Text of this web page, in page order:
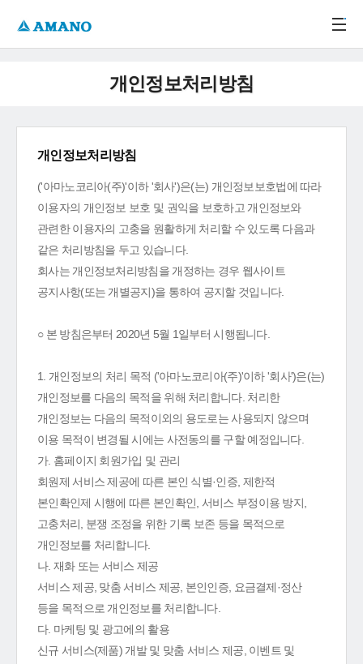
개인정보처리방침
개인정보처리방침
('아마노코리아(주)'이하 '회사')은(는) 개인정보보호법에 따라
이용자의 개인정보 보호 및 권익을 보호하고 개인정보와
관련한 이용자의 고충을 원활하게 처리할 수 있도록 다음과
같은 처리방침을 두고 있습니다.
회사는 개인정보처리방침을 개정하는 경우 웹사이트
공지사항(또는 개별공지)을 통하여 공지할 것입니다.
○ 본 방침은부터 2020년 5월 1일부터 시행됩니다.
1. 개인정보의 처리 목적 ('아마노코리아(주)'이하 '회사')은(는)
개인정보를 다음의 목적을 위해 처리합니다. 처리한
개인정보는 다음의 목적이외의 용도로는 사용되지 않으며
이용 목적이 변경될 시에는 사전동의를 구할 예정입니다.
가. 홈페이지 회원가입 및 관리
회원제 서비스 제공에 따른 본인 식별·인증, 제한적
본인확인제 시행에 따른 본인확인, 서비스 부정이용 방지,
고충처리, 분쟁 조정을 위한 기록 보존 등을 목적으로
개인정보를 처리합니다.
나. 재화 또는 서비스 제공
서비스 제공, 맞춤 서비스 제공, 본인인증, 요금결제·정산
등을 목적으로 개인정보를 처리합니다.
다. 마케팅 및 광고에의 활용
신규 서비스(제품) 개발 및 맞춤 서비스 제공, 이벤트 및